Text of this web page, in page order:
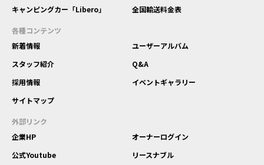
キャンピングカー「Libero」
全国輸送料金表
各種コンテンツ
新着情報
ユーザーアルバム
スタッフ紹介
Q&A
採用情報
イベントギャラリー
サイトマップ
外部リンク
企業HP
オーナーログイン
公式Youtube
リースナブル